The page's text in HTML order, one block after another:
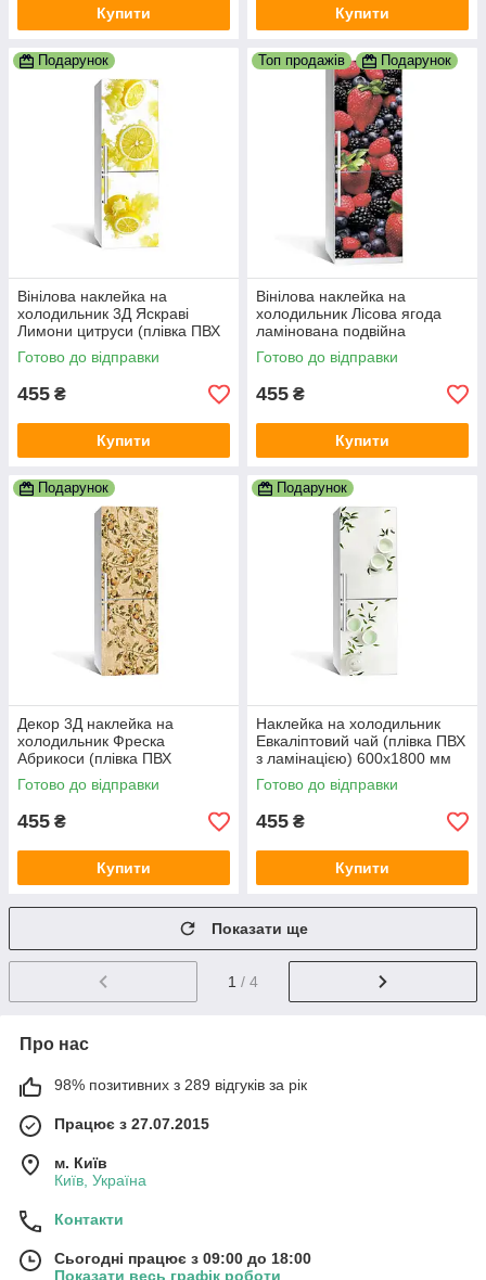
Купити Купити
Подарунок
Вінілова наклейка на
холодильник 3Д Яскраві
Лимони цитруси (плівка ПВХ
фотодрук) 600х1800 мм Їжа
Жовтий
Готово до відправки
455 ₴
Купити
Топ продажів Подарунок
Вінілова наклейка на
холодильник Лісова ягода
ламінована подвійна
самоклеюча плівка 600х1800
мм
Готово до відправки
455 ₴
Купити
Подарунок
Декор 3Д наклейка на
холодильник Фреска
Абрикоси (плівка ПВХ
фотодрук) 600х1800 мм
Готово до відправки
455 ₴
Купити
Подарунок
Наклейка на холодильник
Евкаліптовий чай (плівка ПВХ
з ламінацією) 600х1800 мм
Напої Зелений
Готово до відправки
455 ₴
Купити
Показати ще
1 / 4
Про нас
98% позитивних з 289 відгуків за рік
Працює з 27.07.2015
м. Київ
Київ, Україна
Контакти
Сьогодні працює з 09:00 до 18:00
Показати весь графік роботи